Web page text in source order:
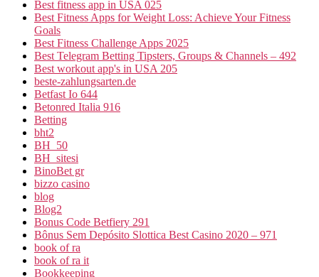
Best fitness app in USA 025
Best Fitness Apps for Weight Loss: Achieve Your Fitness
Goals
Best Fitness Challenge Apps 2025
Best Telegram Betting Tipsters, Groups & Channels – 492
Best workout app's in USA 205
beste-zahlungsarten.de
Betfast Io 644
Betonred Italia 916
Betting
bht2
BH_50
BH_sitesi
BinoBet gr
bizzo casino
blog
Blog2
Bonus Code Betfiery 291
Bônus Sem Depósito Slottica Best Casino 2020 – 971
book of ra
book of ra it
Bookkeeping